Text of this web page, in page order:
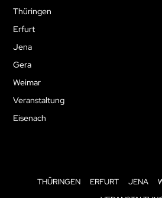
Thüringen
Erfurt
Jena
Gera
Weimar
Veranstaltung
Eisenach
THÜRINGEN ERFURT JENA